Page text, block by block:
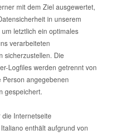
mit dem Ziel ausgewertet,
in unserem
letztlich ein optimales
verarbeiteten
sicherzustellen. Die
Logfiles werden getrennt von
angegebenen
gespeichert.
Internetseite
enthält aufgrund von